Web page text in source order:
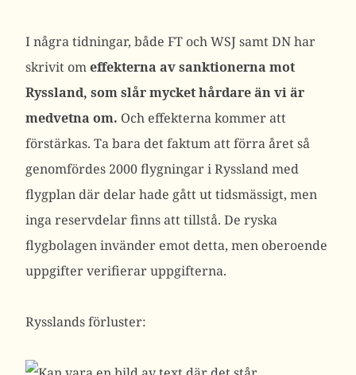
I några tidningar, både FT och WSJ samt DN har
skrivit omeffekterna av sanktionerna mot
Ryssland, som slår mycket hårdare än vi är
medvetna om. Och effekterna kommer att
förstärkas. Ta bara det faktum att förra året så
genomfördes 2000 flygningar i Ryssland med
flygplan där delar hade gått ut tidsmässigt, men
inga reservdelar finns att tillstå. De ryska
flygbolagen invänder emot detta, men oberoende
uppgifter verifierar uppgifterna.
Rysslands förluster: